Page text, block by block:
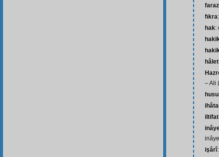
fıkra
hak:
hâlet
– Ali
iltifat
işârî